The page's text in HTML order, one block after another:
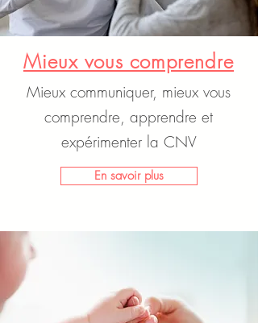
Mieux vous comprendre
Mieux communiquer, mieux vous
comprendre, apprendre et
expérimenter la CNV
En savoir plus